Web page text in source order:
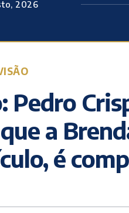
2026
Pedro
a
é